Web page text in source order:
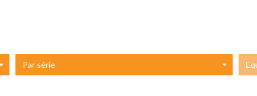
Par série